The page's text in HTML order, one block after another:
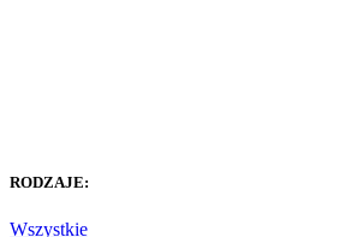
RODZAJE:
Wszystkie